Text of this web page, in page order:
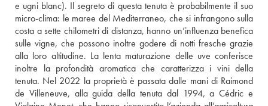
e ugni blanc). Il segreto di questa tenuta è probabilmente il suo
micro-clima: le maree del Mediterraneo, che si infrangono sulla
costa a sette chilometri di distanza, hanno un’influenza benefica
sulle vigne, che possono inoltre godere di notti fresche grazie
alla loro altitudine. La lenta maturazione delle uve conferisce
inoltre la profondità aromatica che caratterizza i vini della
tenuta. Nel 2022 la proprietà è passata dalle mani di Raimond
de Villeneuve, alla guida della tenuta dal 1994, a Cédric e